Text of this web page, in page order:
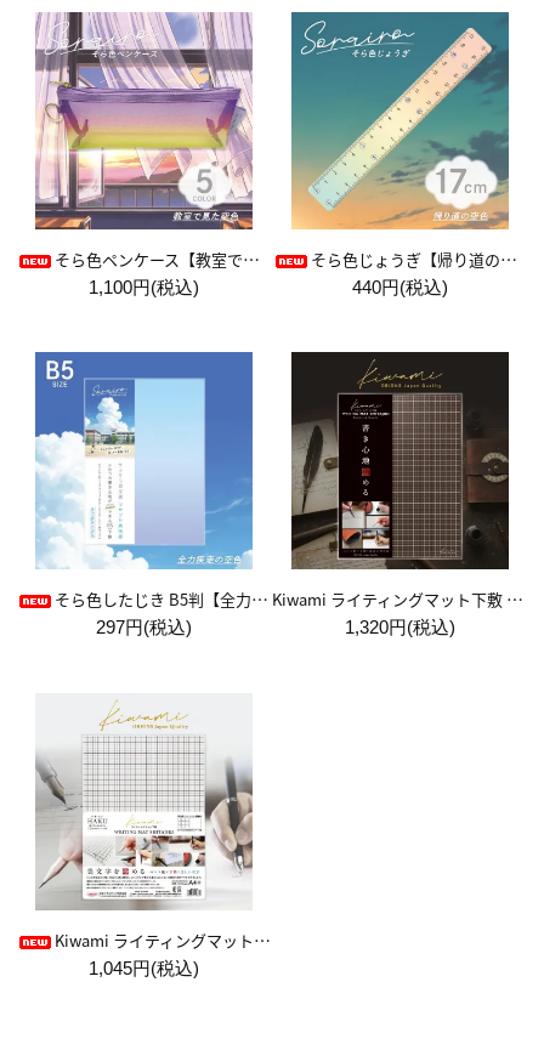
そら色ペンケース【教室で見た空色】
1,100円(税込)
そら色じょうぎ【帰り道の空色】
440円(税込)
そら色したじき B5判【全力疾走の空色】
297円(税込)
Kiwami ライティングマット下敷 A4+【ブラウン&キャメル】
1,320円(税込)
Kiwami ライティングマット下敷 HAKU白薄【A4+方眼】
1,045円(税込)